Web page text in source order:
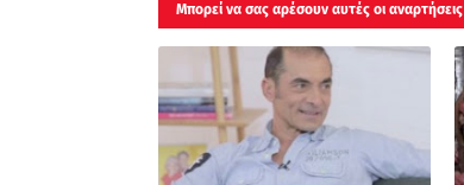
Μπορεί να σας αρέσουν αυτές οι αναρτήσεις